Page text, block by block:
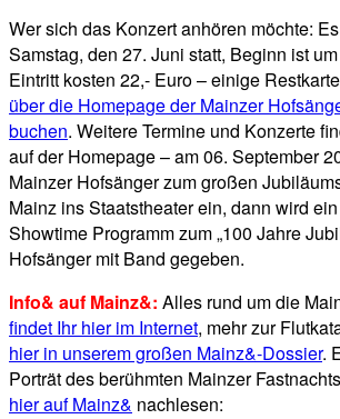
Wer sich das Konzert anhören möchte:
Samstag, den 27. Juni statt, Beginn ist
Eintritt kosten 22,- Euro – einige
über die Homepage der Mainzer
buchen. Weitere Termine und Konzerte
auf der Homepage – am 06. September
Mainzer Hofsänger zum großen
Mainz ins Staatstheater ein, dann wird
Showtime Programm zum „100 Jahre
Hofsänger mit Band gegeben.
Info& auf Mainz&: Alles rund um die
findet Ihr hier im Internet, mehr zur
hier in unserem großen Mainz&-Dossier.
Porträt des berühmten Mainzer
hier auf Mainz& nachlesen: